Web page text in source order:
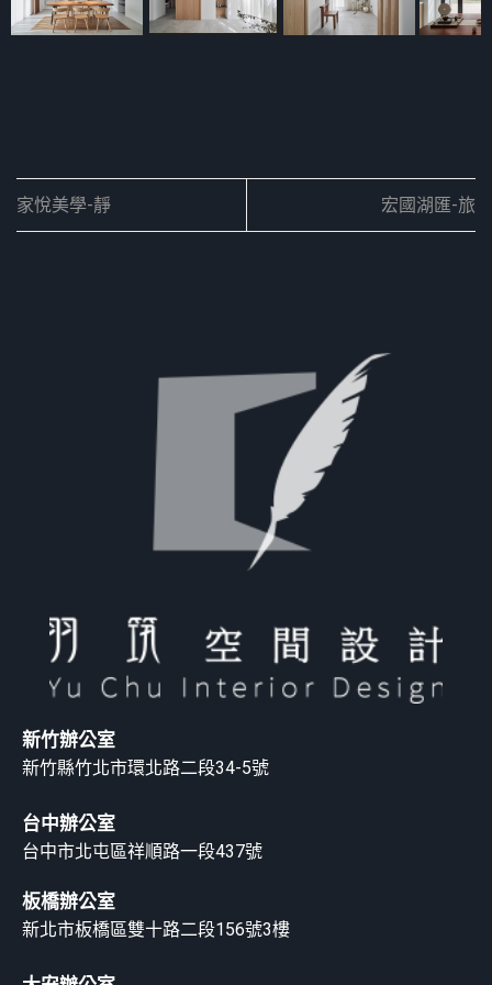
家悅美學-靜 宏國湖匯-旅
新竹辦公室
新竹縣竹北市環北路二段34-5號
台中辦公室
台中市北屯區祥順路一段437號
板橋辦公室
新北市板橋區雙十路二段156號3樓